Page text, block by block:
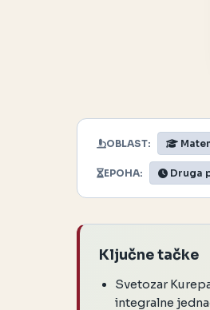
OBLAST:
EPOHA: Druga
Ključne tačke
Svetozar
integralne